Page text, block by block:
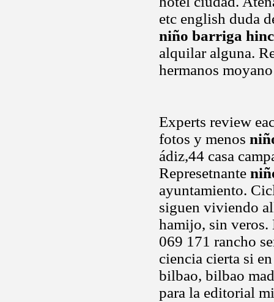
etc english duda
niño barriga
alquilar alguna.
hermanos
Experts review
fotos y menos
ádiz,44 casa
Represetnante
ayuntamiento.
siguen viviendo
hamijo, sin veros.
069 171 rancho
ciencia cierta si
bilbao, bilbao
para la editorial